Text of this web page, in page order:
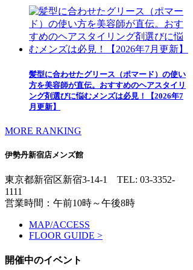
髪型に合わせたグリース（ポマード）の使い
方を美容師が直伝。おすすめのヘアスタイリ
ング剤選びに悩むメンズは必見！【2026年7
月更新】
MORE RANKING
伊勢丹新宿店メンズ館
東京都新宿区新宿3-14-1 TEL: 03-3352-
1111
営業時間：午前10時～午後8時
MAP/ACCESS
FLOOR GUIDE >
開催中のイベント